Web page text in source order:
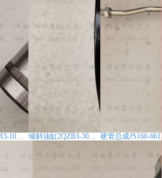
倾斜缸销轴8M3-100002 倾斜油缸2QZB3-304000-001 硬